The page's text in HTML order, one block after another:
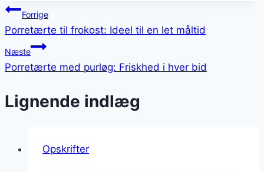
Indlægsnavigation
Forrige
Porretærte til frokost: Ideel til en let måltid
Næste
Porretærte med purløg: Friskhed i hver bid
Lignende indlæg
Opskrifter